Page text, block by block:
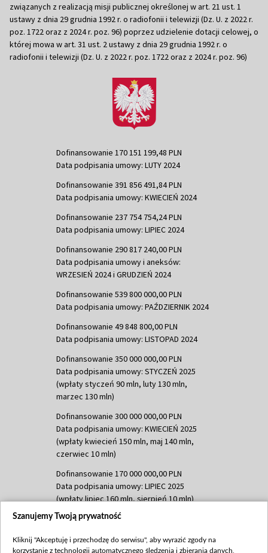
związanych z realizacją misji publicznej określonej w art. 21 ust. 1
ustawy z dnia 29 grudnia 1992 r. o radiofonii i telewizji (Dz. U. z 2022 r.
poz. 1722 oraz z 2024 r. poz. 96) poprzez udzielenie dotacji celowej, o
której mowa w art. 31 ust. 2 ustawy z dnia 29 grudnia 1992 r. o
radiofonii i telewizji (Dz. U. z 2022 r. poz. 1722 oraz z 2024 r. poz. 96)
Dofinansowanie 170 151 199,48 PLN
Data podpisania umowy: LUTY 2024
Dofinansowanie 391 856 491,84 PLN
Data podpisania umowy: KWIECIEŃ 2024
Dofinansowanie 237 754 754,24 PLN
Data podpisania umowy: LIPIEC 2024
Dofinansowanie 290 817 240,00 PLN
Data podpisania umowy i aneksów:
WRZESIEŃ 2024 i GRUDZIEŃ 2024
Dofinansowanie 539 800 000,00 PLN
Data podpisania umowy: PAŹDZIERNIK 2024
Dofinansowanie 49 848 800,00 PLN
Data podpisania umowy: LISTOPAD 2024
Dofinansowanie 350 000 000,00 PLN
Data podpisania umowy: STYCZEŃ 2025
(wpłaty styczeń 90 mln, luty 130 mln,
marzec 130 mln)
Dofinansowanie 300 000 000,00 PLN
Data podpisania umowy: KWIECIEŃ 2025
(wpłaty kwiecień 150 mln, maj 140 mln,
czerwiec 10 mln)
Dofinansowanie 170 000 000,00 PLN
Data podpisania umowy: LIPIEC 2025
(wpłaty lipiec 160 mln, sierpień 10 mln)
Dofinansowanie 60 000 000,00 PLN
(wpłata wrzesień 60 mln)
Szanujemy Twoją prywatność
Kliknij "Akceptuję i przechodzę do serwisu", aby wyrazić zgody na
korzystanie z technologii automatycznego śledzenia i zbierania danych,